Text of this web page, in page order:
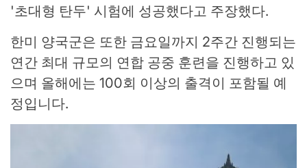
'초대형 탄두' 시험에 성공했다고 주장했다.
한미 양국군은 또한 금요일까지 2주간 진행되는
연간 최대 규모의 연합 공중 훈련을 진행하고 있
으며 올해에는 100회 이상의 출격이 포함될 예
정입니다.